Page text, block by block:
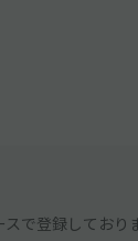
で登録してお